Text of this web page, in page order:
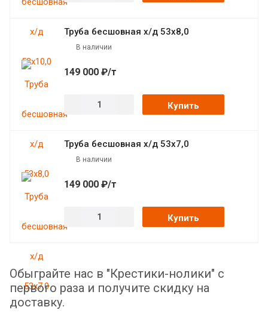
Труба бесшовная х/д 53х8,0
В наличии
149 000 ₽/т
Купить
Труба бесшовная х/д 53х7,0
В наличии
149 000 ₽/т
Купить
Обыграйте нас в "Крестики-нолики" с
первого раза и получите скидку на
доставку.